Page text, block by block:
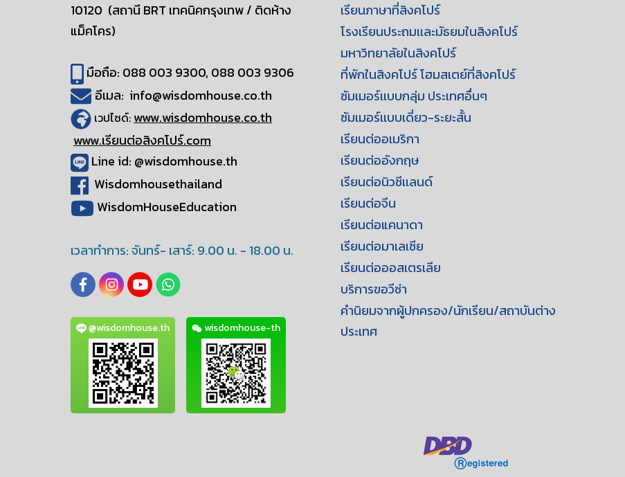
10120 (สถานี BRT เทคนิคกรุงเทพ / ติดห้าง
แม็คโคร)
มือถือ: 088 003 9300, 088 003 9306
อีเมล: info@wisdomhouse.co.th
เวปไซด์: www.wisdomhouse.co.th
www.เรียนต่อสิงคโปร์.com
Line id: @wisdomhouse.th
Wisdomhousethailand
WisdomHouseEducation
เวลาทำการ: จันทร์- เสาร์: 9.00 น. - 18.00 น.
@wisdomhouse.th wisdomhouse-th
เรียนภาษาที่สิงคโปร์
โรงเรียนประถมเเละมัธยมในสิงคโปร์
มหาวิทยาลัยในสิงคโปร์
ที่พักในสิงคโปร์ โฮมสเตย์ที่สิงคโปร์
ซัมเมอร์เเบบกลุ่ม ประเทศอื่นๆ
ซัมเมอร์เเบบเดี่ยว-ระยะสั้น
เรียนต่ออเมริกา
เรียนต่ออังกฤษ
เรียนต่อนิวซีเเลนด์
เรียนต่อจีน
เรียนต่อแคนาดา
เรียนต่อมาเลเซีย
เรียนต่อออสเตรเลีย
บริการขอวีซ่า
คำนิยมจากผู้ปกครอง/นักเรียน/สถาบันต่าง
ประเทศ